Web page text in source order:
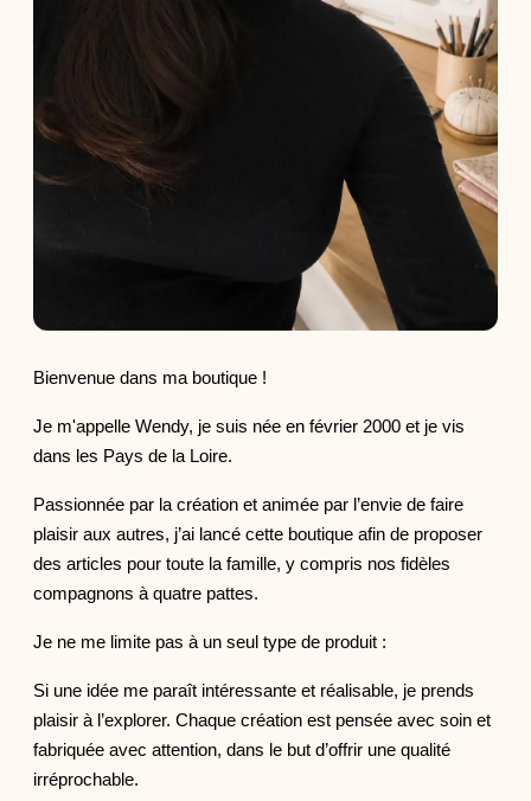
Bienvenue dans ma boutique !
Je m'appelle Wendy, je suis née en février 2000 et je vis
dans les Pays de la Loire.
Passionnée par la création et animée par l’envie de faire
plaisir aux autres, j’ai lancé cette boutique afin de proposer
des articles pour toute la famille, y compris nos fidèles
compagnons à quatre pattes.
Je ne me limite pas à un seul type de produit :
Si une idée me paraît intéressante et réalisable, je prends
plaisir à l’explorer. Chaque création est pensée avec soin et
fabriquée avec attention, dans le but d’offrir une qualité
irréprochable.